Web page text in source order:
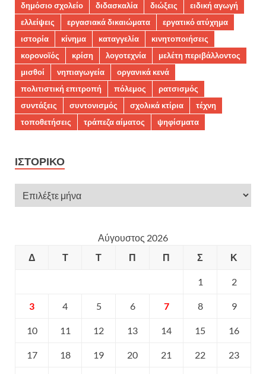
δημόσιο σχολείο
διδασκαλία διώξεις
ειδική αγωγή
ελλείψεις
εργασιακά δικαιώματα
εργατικό ατύχημα
ιστορία
κίνημα καταγγελία
κινητοποιήσεις
κορονοϊός
κρίση λογοτεχνία
μελέτη περιβάλλοντος
μισθοί
νηπιαγωγεία
οργανικά κενά
πολιτιστική επιτροπή
πόλεμος
ρατσισμός
συντάξεις
συντονισμός σχολικά κτίρια
τέχνη
τοποθετήσεις
τράπεζα αίματος ψηφίσματα
ΙΣΤΟΡΙΚΌ
Αύγουστος 2026
Δ
Τ Τ Π Π Σ Κ
1 2
3 4 5 6 7 8 9
10 11 12 13 14 15 16
17 18 19 20 21 22 23